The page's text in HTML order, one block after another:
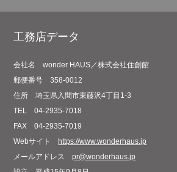
工務店データ
会社名
wonder HAUS／株式会社住創館
郵便番号
358-0012
住所
埼玉県入間市東藤沢4丁目1-3
TEL
04-2935-7018
FAX
04-2935-7019
Webサイト
https://www.wonderhaus.jp
メールアドレス
pr@wonderhaus.jp